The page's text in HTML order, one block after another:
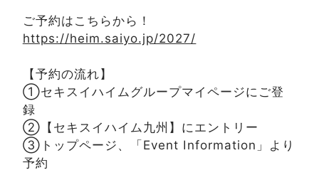
ご予約はこちらから！
https://heim.saiyo.jp/2027/
【予約の流れ】
①セキスイハイムグループマイページにご登
録
②【セキスイハイム九州】にエントリー
③トップページ、「Event Information」より
予約